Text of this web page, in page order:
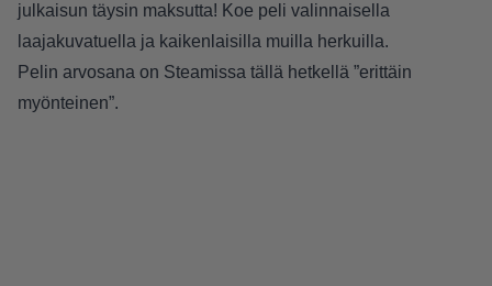
julkaisun täysin maksutta! Koe peli valinnaisella
laajakuvatuella ja kaikenlaisilla muilla herkuilla.
Pelin arvosana on Steamissa tällä hetkellä ”erittäin
myönteinen”.